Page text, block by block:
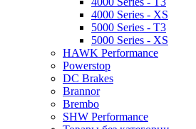
4000 Series - XS
5000 Series - T3
5000 Series - XS
HAWK Performance
Powerstop
DC Brakes
Brannor
Brembo
SHW Performance